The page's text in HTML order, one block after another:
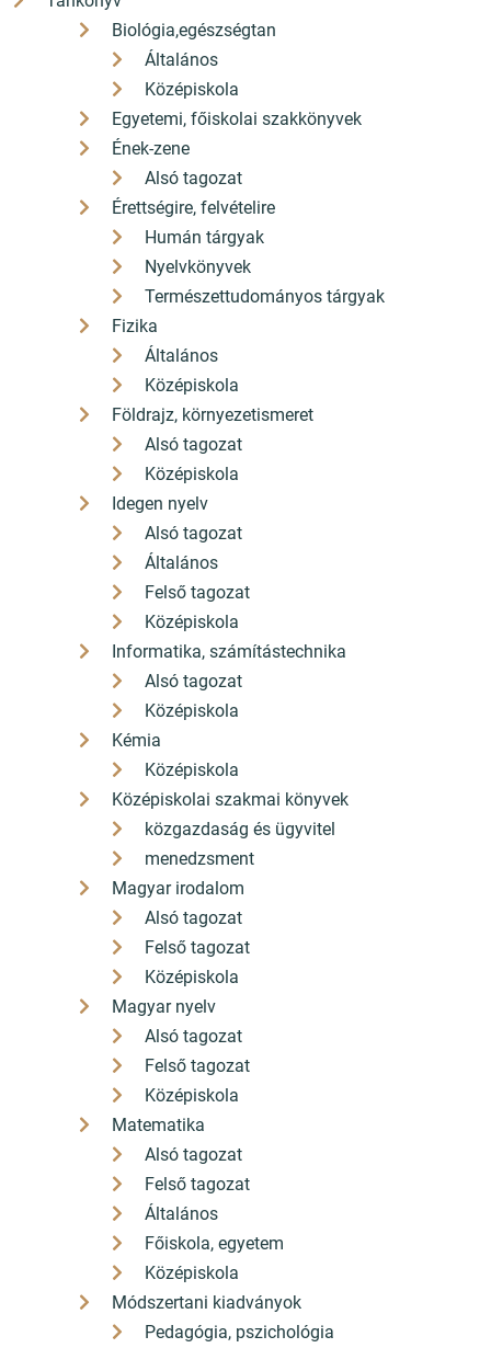
Biológia,egészségtan
Általános
Középiskola
Egyetemi, főiskolai szakkönyvek
Ének-zene
Alsó tagozat
Érettségire, felvételire
Humán tárgyak
Nyelvkönyvek
Természettudományos tárgyak
Fizika
Általános
Középiskola
Földrajz, környezetismeret
Alsó tagozat
Középiskola
Idegen nyelv
Alsó tagozat
Általános
Felső tagozat
Középiskola
Informatika, számítástechnika
Alsó tagozat
Középiskola
Kémia
Középiskola
Középiskolai szakmai könyvek
közgazdaság és ügyvitel
menedzsment
Magyar irodalom
Alsó tagozat
Felső tagozat
Középiskola
Magyar nyelv
Alsó tagozat
Felső tagozat
Középiskola
Matematika
Alsó tagozat
Felső tagozat
Általános
Főiskola, egyetem
Középiskola
Módszertani kiadványok
Pedagógia, pszichológia